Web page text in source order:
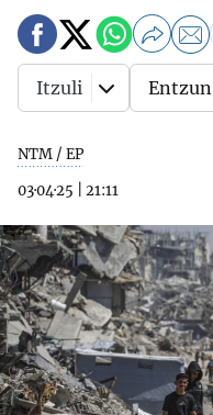
NTM / EP
03·04·25
21:11
Itzuli Entzun